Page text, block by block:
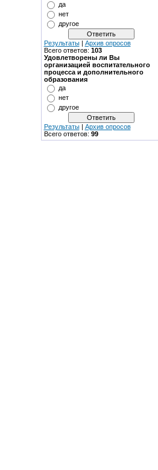
да
нет
другое
Результаты| Архив опросов
Всего ответов: 103
Удовлетворены ли Вы
организацией воспитательного
процесса и дополнительного
образования
да
нет
другое
Результаты| Архив опросов
Всего ответов: 99